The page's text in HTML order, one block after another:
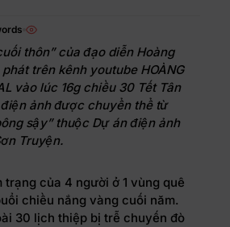
thôn” của đạo diễn Hoàng
trên kênh youtube HOÀNG
vào lúc 16g chiều 30 Tết Tân
ảnh được chuyển thể từ
sậy” thuộc Dự án điện ảnh
Truyện.
trạng của 4 người ở 1 vùng quê
chiều nắng vàng cuối năm.
30 lịch thiệp bị trễ chuyến đò